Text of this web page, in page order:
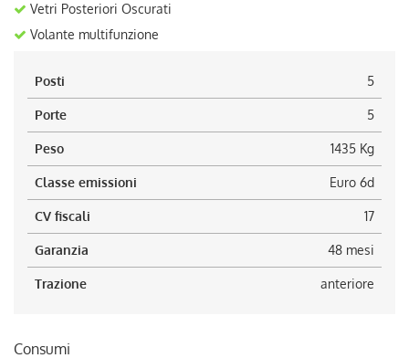
Vetri Posteriori Oscurati
Volante multifunzione
Posti 5
Porte 5
Peso 1435 Kg
Classe emissioni Euro 6d
CV fiscali 17
Garanzia 48 mesi
Trazione anteriore
Consumi